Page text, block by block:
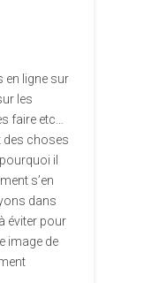
en ligne sur
les
faire etc…
des choses
il
s’en
dans
éviter pour
image de